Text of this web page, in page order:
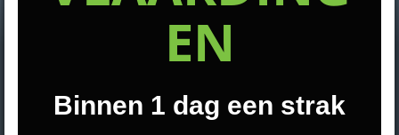
EN
Binnen 1 dag een strak